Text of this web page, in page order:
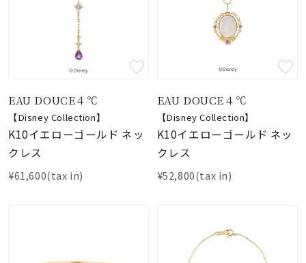
EAU DOUCE４℃
【Disney Collection】
K10イエローゴールド ネッ
クレス
¥61,600(tax in)
EAU DOUCE４℃
【Disney Collection】
K10イエローゴールド ネッ
クレス
¥52,800(tax in)